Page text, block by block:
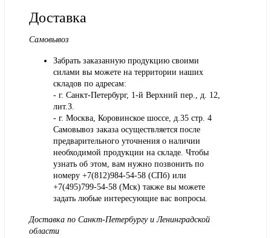
Доставка
Самовывоз
Забрать заказанную продукцию своими
силами вы можете на территории наших
складов по адресам:
- г. Санкт-Петербург, 1-й Верхний пер., д. 12,
лит.З.
- г. Москва, Коровинское шоссе, д.35 стр. 4
Самовывоз заказа осуществляется после
предварительного уточнения о наличии
необходимой продукции на складе. Чтобы
узнать об этом, вам нужно позвонить по
номеру +7(812)984-54-58 (СПб) или
+7(495)799-54-58 (Мск) также вы можете
задать любые интересующие вас вопросы.
Доставка по Санкт-Петербургу и Ленинградской
области